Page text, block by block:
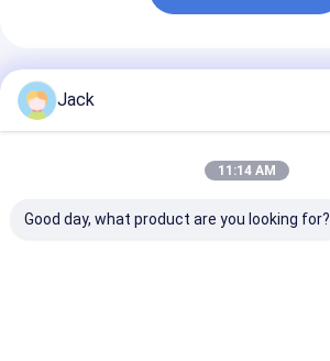
Polecane Produkty
Jack
11:14 AM
Good day, what product are you looking for?